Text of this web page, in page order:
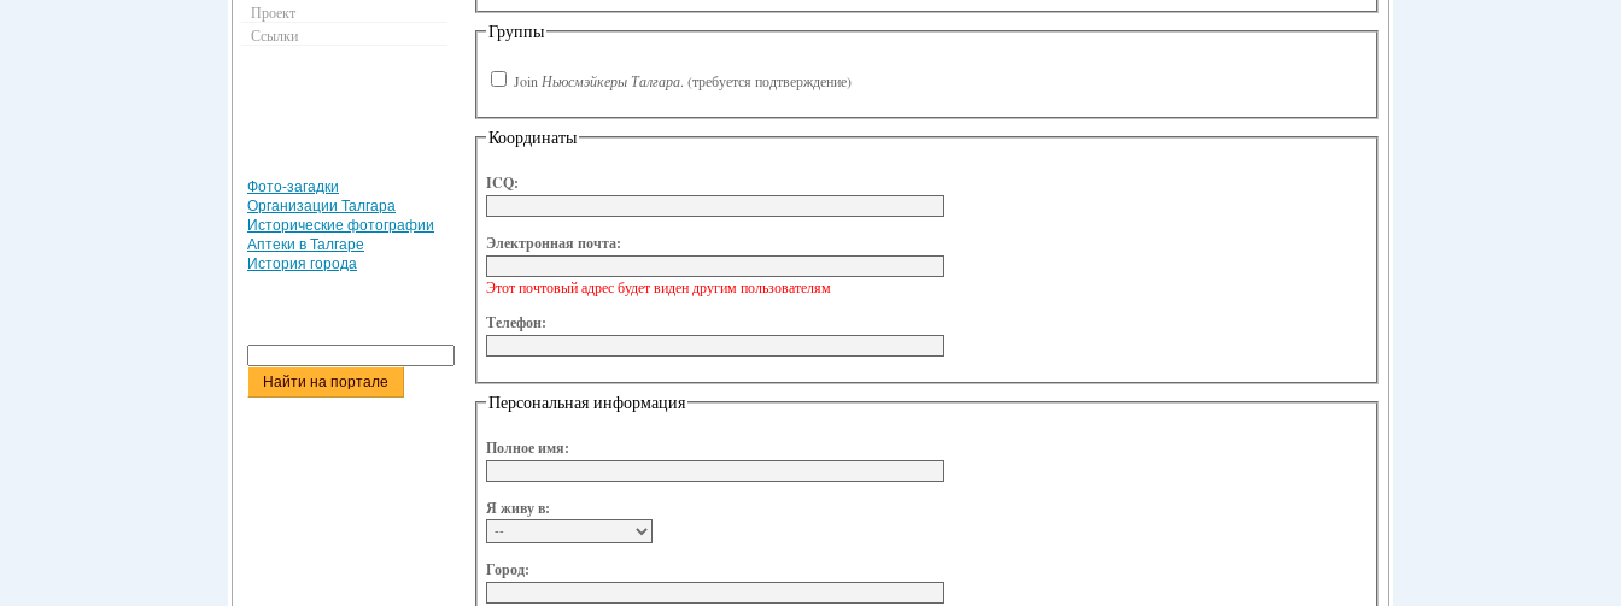
Группы
Join Ньюсмэйкеры Талгара. (требуется подтверждение)
Координаты
ICQ:
Электронная почта:
Этот почтовый адрес будет виден другим пользователям
Телефон:
Персональная информация
Полное имя:
Я живу в:
Город:
Проект
Ссылки
Фото-загадки
Организации Талгара
Исторические фотографии
Аптеки в Талгаре
История города